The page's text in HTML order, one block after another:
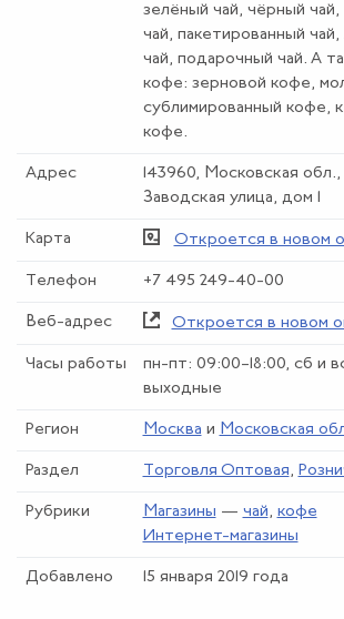
зелёный чай, чёрный чай,
чай, пакетированный
чай, подарочный чай. А
кофе: зерновой кофе,
сублимированный кофе,
кофе.
Адрес
143960, Московская обл.,
Заводская улица, дом 1
Карта Откроется в новом
Телефон +7 495 249-40-00
Веб-адрес Откроется в новом
Часы работы
пн-пт: 09:00–18:00, сб и
выходные
Регион Москва и Московская
Раздел Торговля Оптовая,
Рубрики Магазины — чай, кофе
Интернет-магазины
Добавлено 15 января 2019 года